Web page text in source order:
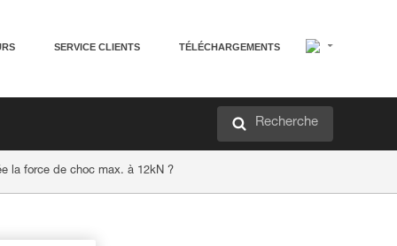
SERVICE CLIENTS TÉLÉCHARGEMENTS
Recherche
la force de choc max. à 12kN ?